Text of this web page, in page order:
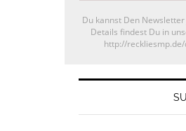
Du kannst Den
Details findest Du in
http://